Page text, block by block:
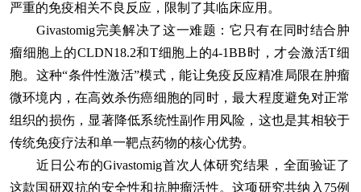
严重的免疫相关不良反应，限制了其临床应用。
Givastomig完美解决了这一难题：它只有在同时结合肿
瘤细胞上的CLDN18.2和T细胞上的4-1BB时，才会激活T细
胞。这种“条件性激活”模式，能让免疫反应精准局限在肿瘤
微环境内，在高效杀伤癌细胞的同时，最大程度避免对正常
组织的损伤，显著降低系统性副作用风险，这也是其相较于
传统免疫疗法和单一靶点药物的核心优势。
近日公布的Givastomig首次人体研究结果，全面验证了
这款国研双抗的安全性和抗肿瘤活性。这项研究共纳入75例